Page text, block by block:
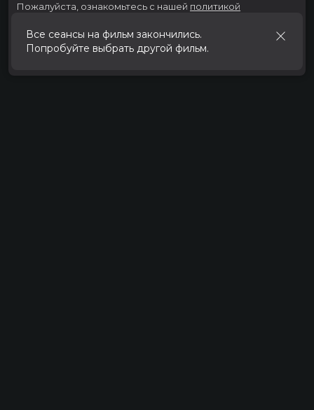
Все сеансы на фильм закончились.
Попробуйте выбрать другой фильм.
Пожалуйста, ознакомьтесь с нашей политикой
Принять